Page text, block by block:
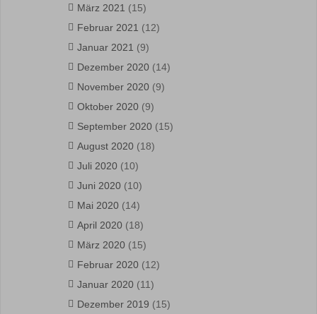
März 2021 (15)
Februar 2021 (12)
Januar 2021 (9)
Dezember 2020 (14)
November 2020 (9)
Oktober 2020 (9)
September 2020 (15)
August 2020 (18)
Juli 2020 (10)
Juni 2020 (10)
Mai 2020 (14)
April 2020 (18)
März 2020 (15)
Februar 2020 (12)
Januar 2020 (11)
Dezember 2019 (15)